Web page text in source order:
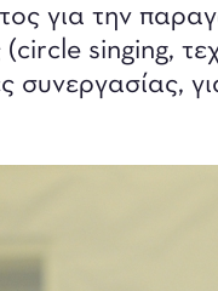
για την
singing,
συνεργασίας,